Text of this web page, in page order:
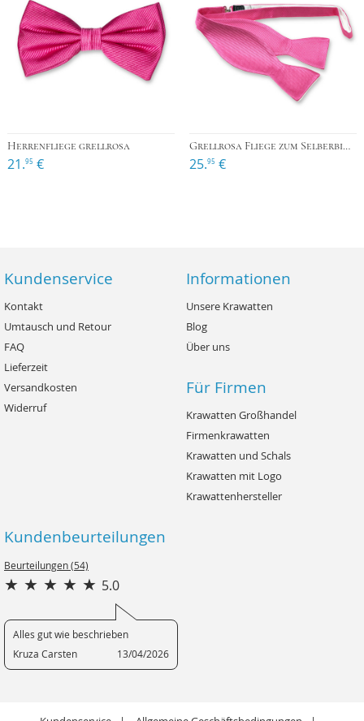
Herrenfliege grellrosa
21.95 €
Grellrosa Fliege zum Selberbinden
25.95 €
Kundenservice
Kontakt
Umtausch und Retour
FAQ
Lieferzeit
Versandkosten
Widerruf
Informationen
Unsere Krawatten
Blog
Über uns
Für Firmen
Krawatten Großhandel
Firmenkrawatten
Krawatten und Schals
Krawatten mit Logo
Krawattenhersteller
Kundenbeurteilungen
Beurteilungen (54)
5.0
Alles gut wie beschrieben
Kruza Carsten
13/04/2026